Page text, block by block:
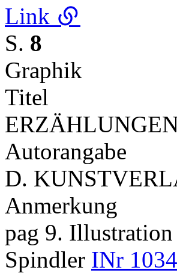
Link
S. 8
Graphik
Titel
Autorangabe
D.
Anmerkung
pag 9.
Spindler INr